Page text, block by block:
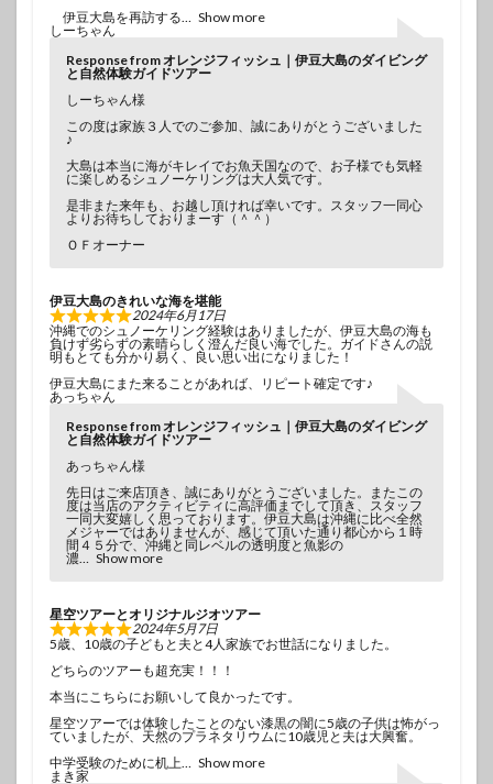
伊豆大島を再訪する
Show more
しーちゃん
Response from オレンジフィッシュ｜伊豆大島のダイビング
と自然体験ガイドツアー
しーちゃん様
この度は家族３人でのご参加、誠にありがとうございました
♪
大島は本当に海がキレイでお魚天国なので、お子様でも気軽
に楽しめるシュノーケリングは大人気です。
是非また来年も、お越し頂ければ幸いです。スタッフ一同心
よりお待ちしておりまーす（＾＾）
ＯＦオーナー
伊豆大島のきれいな海を堪能
2024年6月17日
沖縄でのシュノーケリング経験はありましたが、伊豆大島の海も
負けず劣らずの素晴らしく澄んだ良い海でした。ガイドさんの説
明もとても分かり易く、良い思い出になりました！
伊豆大島にまた来ることがあれば、リピート確定です♪
あっちゃん
Response from オレンジフィッシュ｜伊豆大島のダイビング
と自然体験ガイドツアー
あっちゃん様
先日はご来店頂き、誠にありがとうございました。またこの
度は当店のアクティビティに高評価までして頂き、スタッフ
一同大変嬉しく思っております。伊豆大島は沖縄に比べ全然
メジャーではありませんが、感じて頂いた通り都心から１時
間４５分で、沖縄と同レベルの透明度と魚影の
濃
Show more
星空ツアーとオリジナルジオツアー
2024年5月7日
5歳、10歳の子どもと夫と4人家族でお世話になりました。
どちらのツアーも超充実！！！
本当にこちらにお願いして良かったです。
星空ツアーでは体験したことのない漆黒の闇に5歳の子供は怖がっ
ていましたが、天然のプラネタリウムに10歳児と夫は大興奮。
中学受験のために机上
Show more
まき家